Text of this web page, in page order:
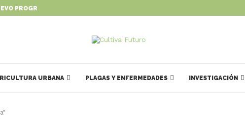
PROGRAMA PARA IMPULSAR...
URBANA PLAGAS Y ENFERMEDADES INVESTIGACIÓN